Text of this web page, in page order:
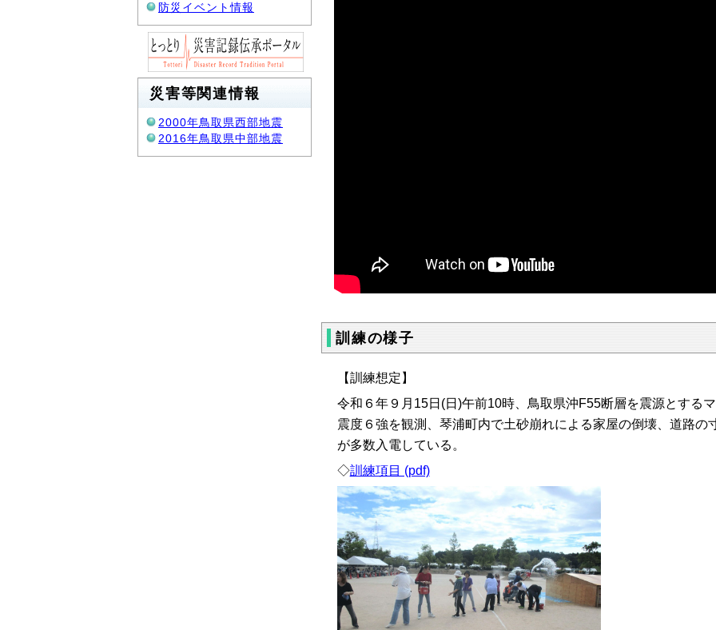
防災イベント情報
災害等関連情報
2000年鳥取県西部地震
2016年鳥取県中部地震
訓練の様子
【訓練想定】
令和６年９月15日(日)午前10時、鳥取県沖F55断層を震源とする
震度６強を観測、琴浦町内で土砂崩れによる家屋の倒壊、道路の
が多数入電している。
◇訓練項目 (pdf)